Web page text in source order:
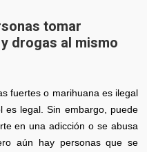
tomar
drogas al mismo
fuertes o marihuana es ilegal
es legal. Sin embargo, puede
en una adicción o se abusa
aún hay personas que se